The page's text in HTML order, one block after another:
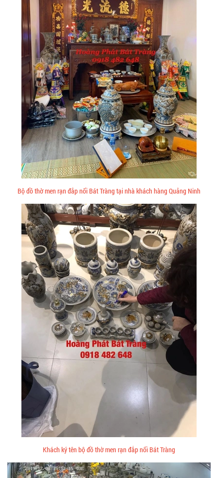
Bộ đồ thờ men rạn đắp nổi Bát Tràng tại nhà khách hàng Quảng Ninh
Khách ký tên bộ đồ thờ men rạn đắp nổi Bát Tràng